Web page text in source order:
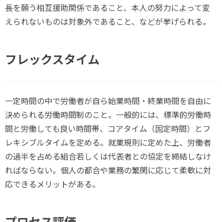
長を願う相互援助関係であること、本人の努力によって変
えられないものは対象外であること、などが挙げられる。
フレックスタイム
一定時間の中で労働者が自ら始業時間・終業時間を自由に
決められる労働時間制のこと。一般的には、標準的労働時
間と労働しても良い時間帯、コアタイム（固定時間）とフ
レキシブルタイムを定める。就業規則に定めた上、労働者
の過半を占める組合若しくは代表者との協定を締結しなけ
ればならない。個人の都合や業務の繁閑に応じて柔軟に対
応できるメリットがある。